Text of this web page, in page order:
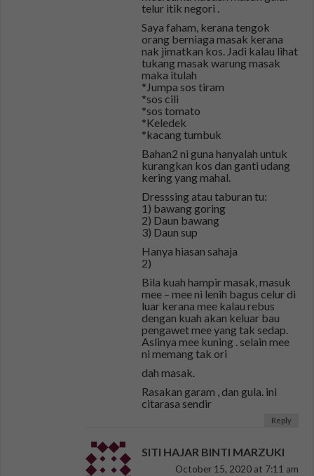
telur itik negori .
Saya faham, kerana tengok
orang berniaga masak kerana
nak jimatkan kos. Jadi kalau lihat
tukang masak warung masak
maka itulah
*Jumpa sos tiram
*sos cili
*sos tomato
*Keledek
*kacang tumbuk
Bahan2 ni guna hanyalah untuk
kurangkan kos dan ganti udang
kering yang mahal.
Dresssing atau taburan tu:
1) bawang goring
2) Daun bawang
3) Daun sup
Hanya hiasan sahaja
2)
Bila kuah hampir masak, masuk
mee – mee ni lenih bagus celur di
luar kerana mee kalau rebus
dengan kuah akan keluar bau
pengawet mee yang tak sedap.
Aslinya mee kuning . selain mee
ni memang tak ori
dah masak.
Rasakan garam , dan gula. ini
citarasa sendir
Reply
SITI HAJAR BINTI MARZUKI
October 15, 2020 at 7:11 am